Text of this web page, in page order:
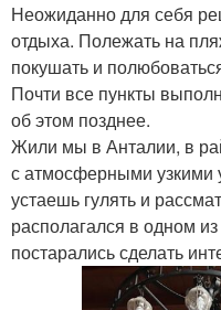
Неожиданно для себя
отдыха. Полежать на
покушать и
Почти все пункты
об этом позднее.
Жили мы в Анталии, в
с атмосферными узкими
устаешь гулять и
располагался в одном
постарались сделать